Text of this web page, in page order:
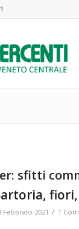
sfitti
Febbraio 2021 / 1